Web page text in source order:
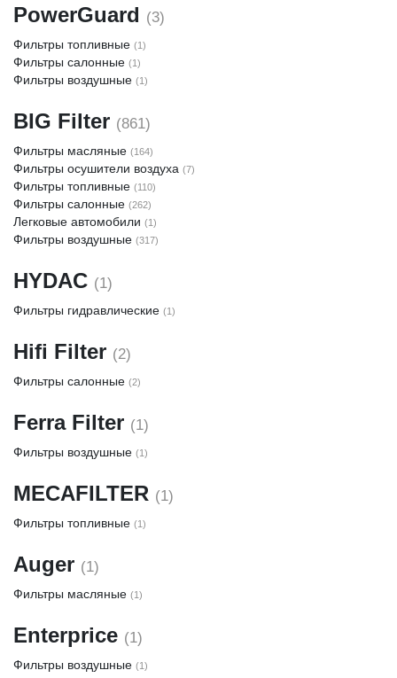
PowerGuard (3)
Фильтры топливные (1)
Фильтры салонные (1)
Фильтры воздушные (1)
BIG Filter (861)
Фильтры масляные (164)
Фильтры осушители воздуха (7)
Фильтры топливные (110)
Фильтры салонные (262)
Легковые автомобили (1)
Фильтры воздушные (317)
HYDAC (1)
Фильтры гидравлические (1)
Hifi Filter (2)
Фильтры салонные (2)
Ferra Filter (1)
Фильтры воздушные (1)
MECAFILTER (1)
Фильтры топливные (1)
Auger (1)
Фильтры масляные (1)
Enterprice (1)
Фильтры воздушные (1)